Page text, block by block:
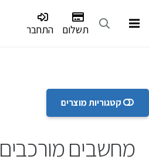
תשלום התחבר
קטגוריות מוצרים
מחשבים מורכבים